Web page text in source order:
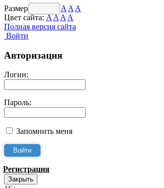
Размер шрифта: A A A
Цвет сайта:AA A A
Полная версия сайта
Войти
Авторизация
Логин:
Пароль:
Запомнить меня
Регистрация
Закрыть